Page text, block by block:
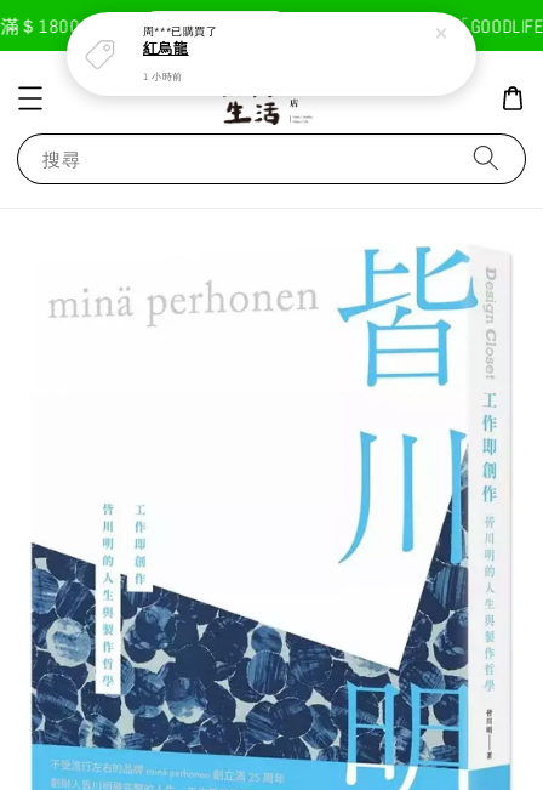
1800免運費 現在去購物！ 首次註冊輸入折扣碼「GOODLIFE
搜尋
周***已購買了
紅烏龍
1 小時前